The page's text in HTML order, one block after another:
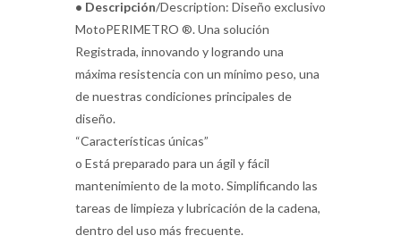
• Descripción/Description: Diseño exclusivo
MotoPERIMETRO ®. Una solución
Registrada, innovando y logrando una
máxima resistencia con un mínimo peso, una
de nuestras condiciones principales de
diseño.
“Características únicas”
o Está preparado para un ágil y fácil
mantenimiento de la moto. Simplificando las
tareas de limpieza y lubricación de la cadena,
dentro del uso más frecuente.